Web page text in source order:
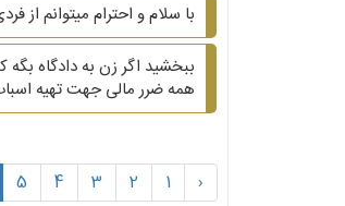
با سلام و احترام میتوانم
ببخشید اگر زن به دادگاه
همه ضرر مالی جهت تهیه
‹
1
2
3
4
5